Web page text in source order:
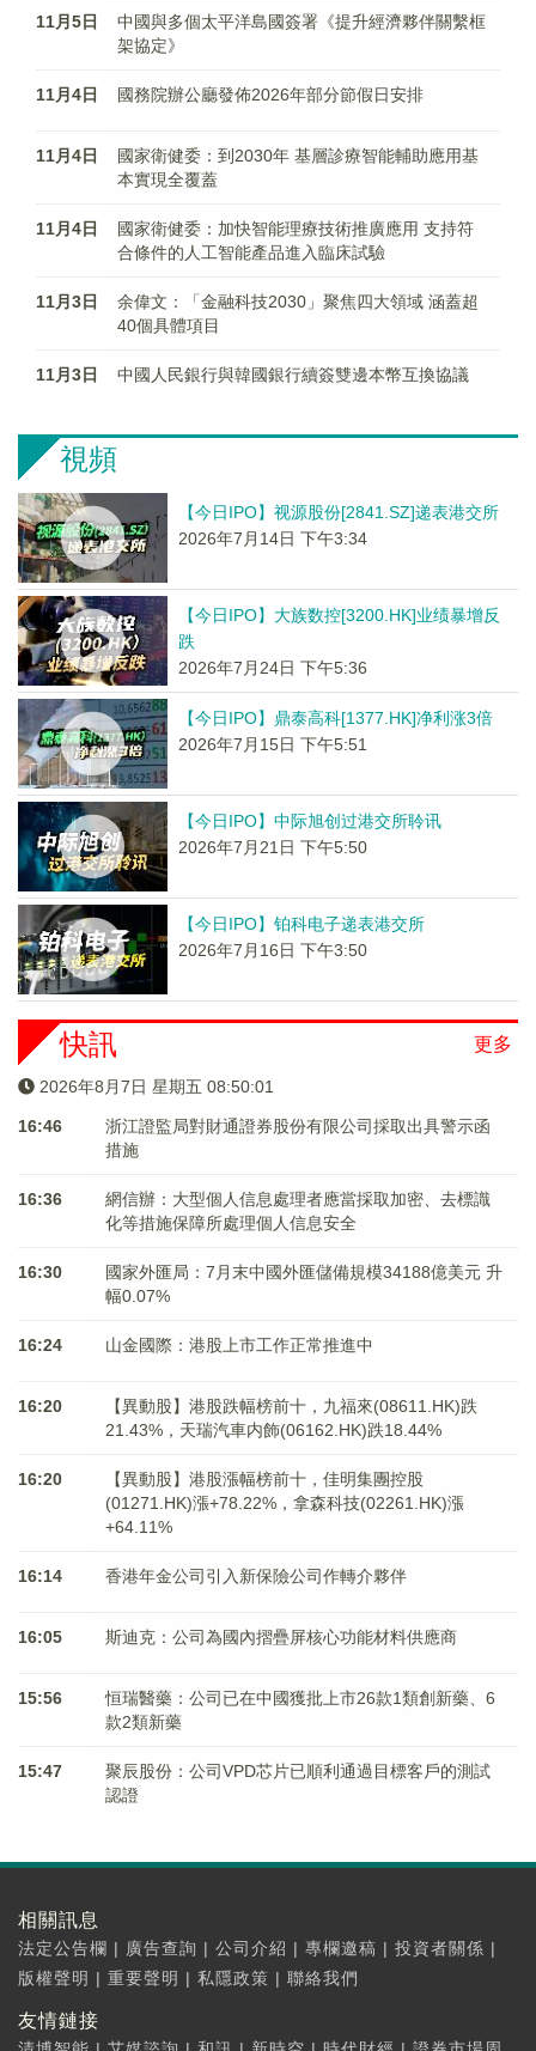
11月5日
中國與多個太平洋島國簽署《提升經濟夥伴關繫框
架協定》
11月4日 國務院辦公廳發佈2026年部分節假日安排
11月4日
國家衛健委：到2030年 基層診療智能輔助應用基
本實現全覆蓋
11月4日
國家衛健委：加快智能理療技術推廣應用 支持符
合條件的人工智能產品進入臨床試驗
11月3日
余偉文：「金融科技2030」聚焦四大領域 涵蓋超
40個具體項目
11月3日 中國人民銀行與韓國銀行續簽雙邊本幣互換協議
視頻
【今日IPO】视源股份[2841.SZ]递表港交所
2026年7月14日 下午3:34
【今日IPO】大族数控[3200.HK]业绩暴增反
跌
2026年7月24日 下午5:36
【今日IPO】鼎泰高科[1377.HK]净利涨3倍
2026年7月15日 下午5:51
【今日IPO】中际旭创过港交所聆讯
2026年7月21日 下午5:50
【今日IPO】铂科电子递表港交所
2026年7月16日 下午3:50
更多
快訊
2026年8月7日 星期五 08:50:01
16:46
浙江證監局對財通證券股份有限公司採取出具警示函
措施
16:36
網信辦：大型個人信息處理者應當採取加密、去標識
化等措施保障所處理個人信息安全
16:30
國家外匯局：7月末中國外匯儲備規模34188億美元 升
幅0.07%
16:24 山金國際：港股上市工作正常推進中
16:20
【異動股】港股跌幅榜前十，九福來(08611.HK)跌
21.43%，天瑞汽車内飾(06162.HK)跌18.44%
16:20
【異動股】港股漲幅榜前十，佳明集團控股
(01271.HK)漲+78.22%，拿森科技(02261.HK)漲
+64.11%
16:14 香港年金公司引入新保險公司作轉介夥伴
16:05 斯迪克：公司為國內摺疊屏核心功能材料供應商
15:56
恒瑞醫藥：公司已在中國獲批上市26款1類創新藥、6
款2類新藥
15:47
聚辰股份：公司VPD芯片已順利通過目標客戶的測試
認證
相關訊息
法定公告欄 | 廣告查詢 | 公司介紹 | 專欄邀稿 | 投資者關係 |
版權聲明 | 重要聲明 | 私隱政策 | 聯絡我們
友情鏈接